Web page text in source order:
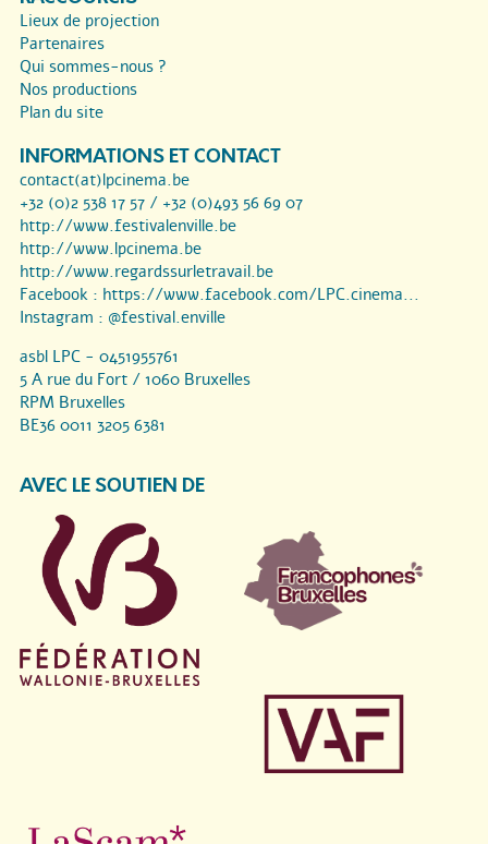
Lieux de projection
Partenaires
Qui sommes-nous ?
Nos productions
Plan du site
INFORMATIONS ET CONTACT
contact(at)lpcinema.be
+32 (0)2 538 17 57 / +32 (0)493 56 69 07
http://www.festivalenville.be
http://www.lpcinema.be
http://www.regardssurletravail.be
Facebook : https://www.facebook.com/LPC.cinema...
Instagram : @festival.enville
asbl LPC - 0451955761
5 A rue du Fort / 1060 Bruxelles
RPM Bruxelles
BE36 0011 3205 6381
AVEC LE SOUTIEN DE